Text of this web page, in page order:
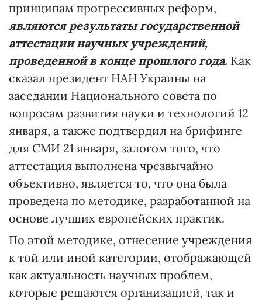
принципам прогрессивных реформ,
являются результаты государственной
аттестации научных учреждений,
проведенной в конце прошлого года. Как
сказал президент НАН Украины на
заседании Национального совета по
вопросам развития науки и технологий 12
января, а также подтвердил на брифинге
для СМИ 21 января, залогом того, что
аттестация выполнена чрезвычайно
объективно, является то, что она была
проведена по методике, разработанной на
основе лучших европейских практик.
По этой методике, отнесение учреждения
к той или иной категории, отображающей
как актуальность научных проблем,
которые решаются организацией, так и